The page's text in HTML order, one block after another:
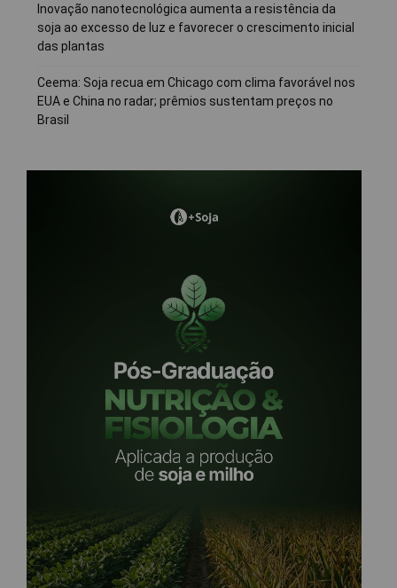
Inovação nanotecnológica aumenta a resistência da
soja ao excesso de luz e favorecer o crescimento inicial
das plantas
Ceema: Soja recua em Chicago com clima favorável nos
EUA e China no radar; prêmios sustentam preços no
Brasil